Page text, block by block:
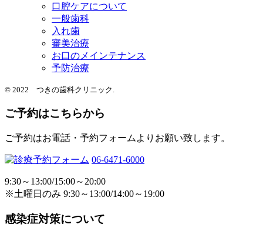
口腔ケアについて
一般歯科
入れ歯
審美治療
お口のメインテナンス
予防治療
© 2022 つきの歯科クリニック.
ご予約はこちらから
ご予約はお電話・予約フォームよりお願い致します。
06-6471-6000
9:30～13:00/15:00～20:00
※土曜日のみ 9:30～13:00/14:00～19:00
感染症対策について